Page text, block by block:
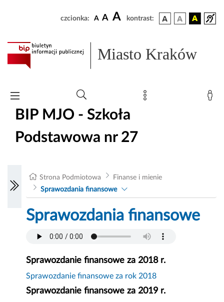
czcionka: A A A kontrast:
Miasto Kraków
BIP MJO - Szkoła
Podstawowa nr 27
Strona Podmiotowa
Finanse i mienie
Sprawozdania finansowe
Sprawozdania finansowe
Sprawozdanie finansowe za 2018 r.
Sprawozdanie finansowe za rok 2018
Sprawozdanie finansowe za 2019 r.